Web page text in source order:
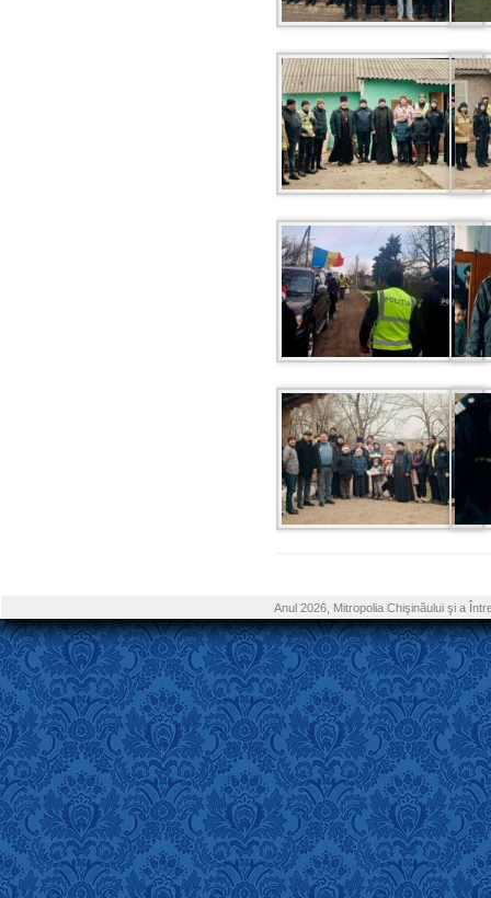
Anul 2026, Mitropolia Chişinăului şi a